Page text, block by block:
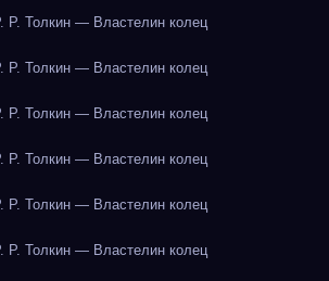
Р. Толкин — Властелин колец
Р. Толкин — Властелин колец
Р. Толкин — Властелин колец
Р. Толкин — Властелин колец
Р. Толкин — Властелин колец
Р. Толкин — Властелин колец